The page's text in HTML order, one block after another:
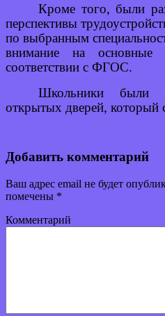
Кроме того, были
перспективы
по выбранным
внимание на основные
соответствии с ФГОС.
Школьники были
открытых дверей, который
Добавить комментарий
Ваш адрес email не будет
помечены *
Комментарий